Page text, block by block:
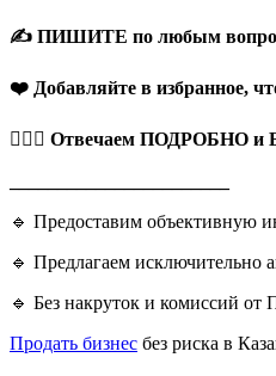
✍️ ПИШИТЕ по любым
❤️ Добавляйте в избранное,
🧏🏻‍♂️ Отвечаем ПОДРОБНО
🔹 Предоставим объективную
🔹 Предлагаем исключительно
🔹 Без накруток и комиссий от
Продать бизнес без риска в